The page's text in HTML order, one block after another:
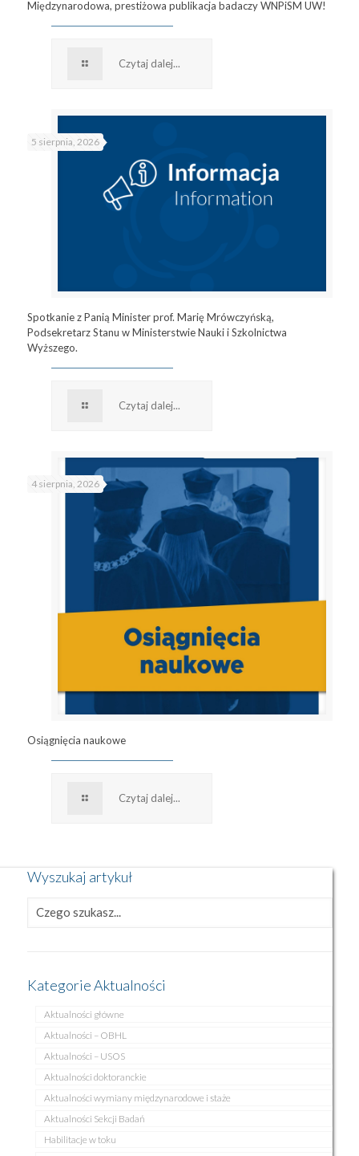
Międzynarodowa, prestiżowa publikacja badaczy WNPiSM UW!
Czytaj dalej...
5 sierpnia, 2026
Spotkanie z Panią Minister prof. Marię Mrówczyńską,
Podsekretarz Stanu w Ministerstwie Nauki i Szkolnictwa
Wyższego.
Czytaj dalej...
4 sierpnia, 2026
Osiągnięcia naukowe
Czytaj dalej...
Wyszukaj artykuł
Kategorie Aktualności
Aktualności główne
Aktualności – OBHL
Aktualności – USOS
Aktualności doktoranckie
Aktualności wymiany międzynarodowe i staże
Aktualności Sekcji Badań
Habilitacje w toku